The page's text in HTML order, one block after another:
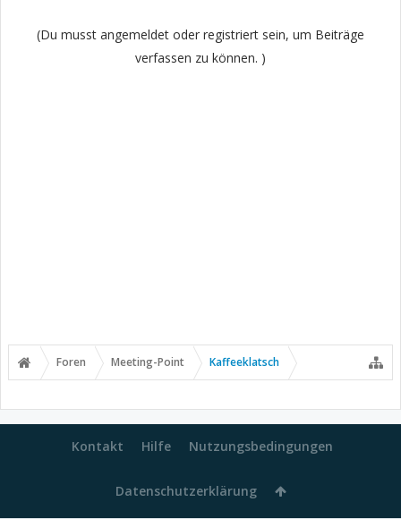
(Du musst angemeldet oder registriert sein, um Beiträge
verfassen zu können. )
Foren Meeting-Point Kaffeeklatsch
Kontakt Hilfe Nutzungsbedingungen
Datenschutzerklärung